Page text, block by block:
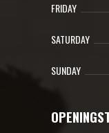
FRIDAY
SATURDAY
SUNDAY